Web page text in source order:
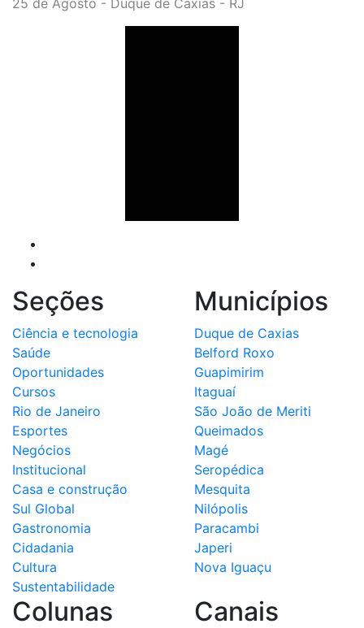
25 de Agosto - Duque de Caxias - RJ
Seções
Ciência e tecnologia
Saúde
Oportunidades
Cursos
Rio de Janeiro
Esportes
Negócios
Institucional
Casa e construção
Sul Global
Gastronomia
Cidadania
Cultura
Sustentabilidade
Municípios
Duque de Caxias
Belford Roxo
Guapimirim
Itaguaí
São João de Meriti
Queimados
Magé
Seropédica
Mesquita
Nilópolis
Paracambi
Japeri
Nova Iguaçu
Colunas Canais